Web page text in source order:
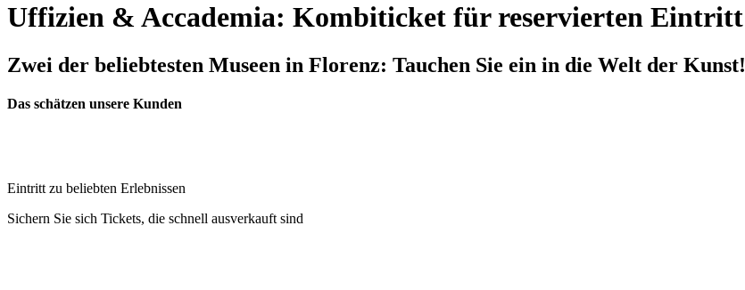
Uffizien & Accademia: Kombiticket für reservierten Eintritt
Zwei der beliebtesten Museen in Florenz: Tauchen Sie ein in die Welt der Kunst!
Das schätzen unsere Kunden
Eintritt zu beliebten Erlebnissen
Sichern Sie sich Tickets, die schnell ausverkauft sind